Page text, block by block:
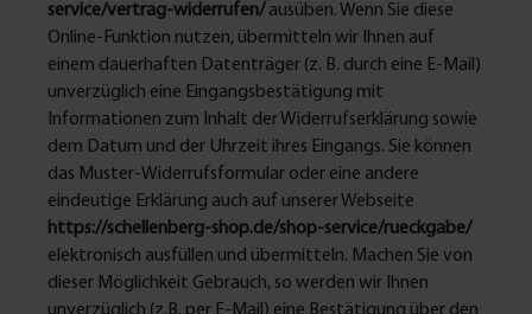
service/vertrag-widerrufen/ausüben. Wenn Sie diese
Online-Funktion nutzen, übermitteln wir Ihnen auf
einem dauerhaften Datenträger (z. B. durch eine E-Mail)
unverzüglich eine Eingangsbestätigung mit
Informationen zum Inhalt der Widerrufserklärung sowie
dem Datum und der Uhrzeit ihres Eingangs. Sie können
das Muster-Widerrufsformular oder eine andere
eindeutige Erklärung auch auf unserer Webseite
https://schellenberg-shop.de/shop-service/rueckgabe/
elektronisch ausfüllen und übermitteln. Machen Sie von
dieser Möglichkeit Gebrauch, so werden wir Ihnen